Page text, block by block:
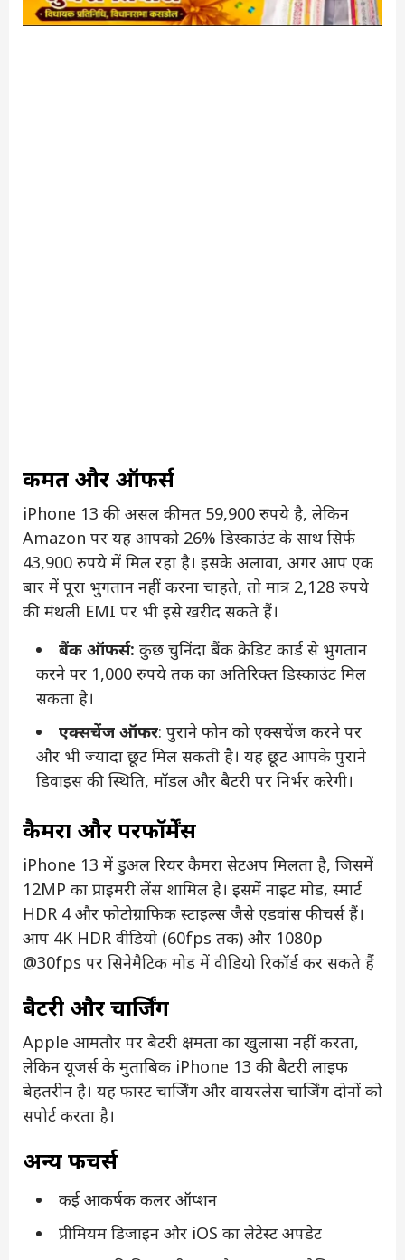
कीमत और ऑफर्स
iPhone 13 की असल कीमत 59,900 रुपये है, लेकिन
Amazon पर यह आपको 26% डिस्काउंट के साथ सिर्फ
43,900 रुपये में मिल रहा है। इसके अलावा, अगर आप एक
बार में पूरा भुगतान नहीं करना चाहते, तो मात्र 2,128 रुपये
की मंथली EMI पर भी इसे खरीद सकते हैं।
बैंक ऑफर्स: कुछ चुनिंदा बैंक क्रेडिट कार्ड से भुगतान
करने पर 1,000 रुपये तक का अतिरिक्त डिस्काउंट मिल
सकता है।
एक्सचेंज ऑफर: पुराने फोन को एक्सचेंज करने पर
और भी ज्यादा छूट मिल सकती है। यह छूट आपके पुराने
डिवाइस की स्थिति, मॉडल और बैटरी पर निर्भर करेगी।
कैमरा और परफॉर्मेंस
iPhone 13 में डुअल रियर कैमरा सेटअप मिलता है, जिसमें
12MP का प्राइमरी लेंस शामिल है। इसमें नाइट मोड, स्मार्ट
HDR 4 और फोटोग्राफिक स्टाइल्स जैसे एडवांस फीचर्स हैं।
आप 4K HDR वीडियो (60fps तक) और 1080p
@30fps पर सिनेमैटिक मोड में वीडियो रिकॉर्ड कर सकते हैं
बैटरी और चार्जिंग
Apple आमतौर पर बैटरी क्षमता का खुलासा नहीं करता,
लेकिन यूजर्स के मुताबिक iPhone 13 की बैटरी लाइफ
बेहतरीन है। यह फास्ट चार्जिंग और वायरलेस चार्जिंग दोनों को
सपोर्ट करता है।
अन्य फीचर्स
कई आकर्षक कलर ऑप्शन
प्रीमियम डिजाइन और iOS का लेटेस्ट अपडेट